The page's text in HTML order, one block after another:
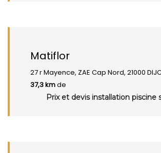
Matiflor
27 r Mayence, ZAE Cap Nord, 21000
37,3 kmde
Prix et devis installation piscine